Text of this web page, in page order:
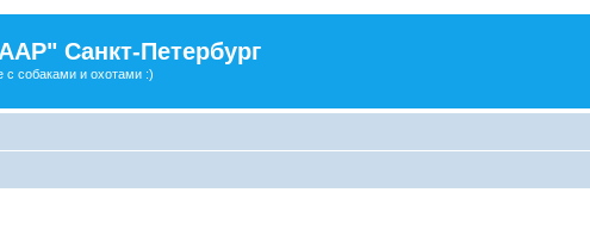
Санкт-Петербург
собаками и охотами :)